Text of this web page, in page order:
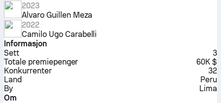
2023
Alvaro Guillen Meza
2022
Camilo Ugo Carabelli
Informasjon
Sett
3
Totale premiepenger
60K $
Konkurrenter
32
Land
Peru
By
Lima
Om